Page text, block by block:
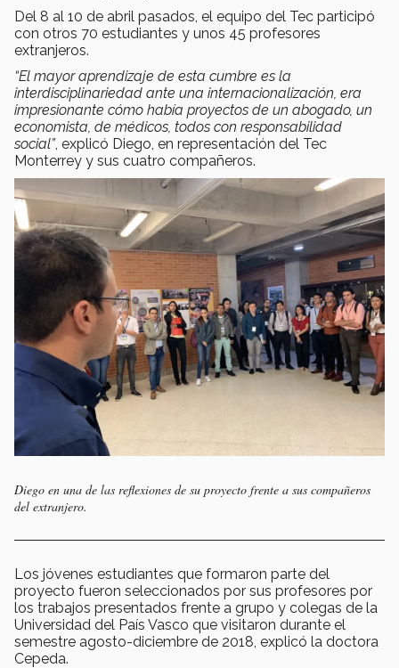
Del 8 al 10 de abril pasados, el equipo del Tec participó
con otros 70 estudiantes y unos 45 profesores
extranjeros.
“El mayor aprendizaje de esta cumbre es la
interdisciplinariedad ante una internacionalización, era
impresionante cómo había proyectos de un abogado, un
economista, de médicos, todos con responsabilidad
social”, explicó Diego, en representación del Tec
Monterrey y sus cuatro compañeros.
Diego en una de las reflexiones de su proyecto frente a sus compañeros
del extranjero.
Los jóvenes estudiantes que formaron parte del
proyecto fueron seleccionados por sus profesores por
los trabajos presentados frente a grupo y colegas de la
Universidad del País Vasco que visitaron durante el
semestre agosto-diciembre de 2018, explicó la doctora
Cepeda.